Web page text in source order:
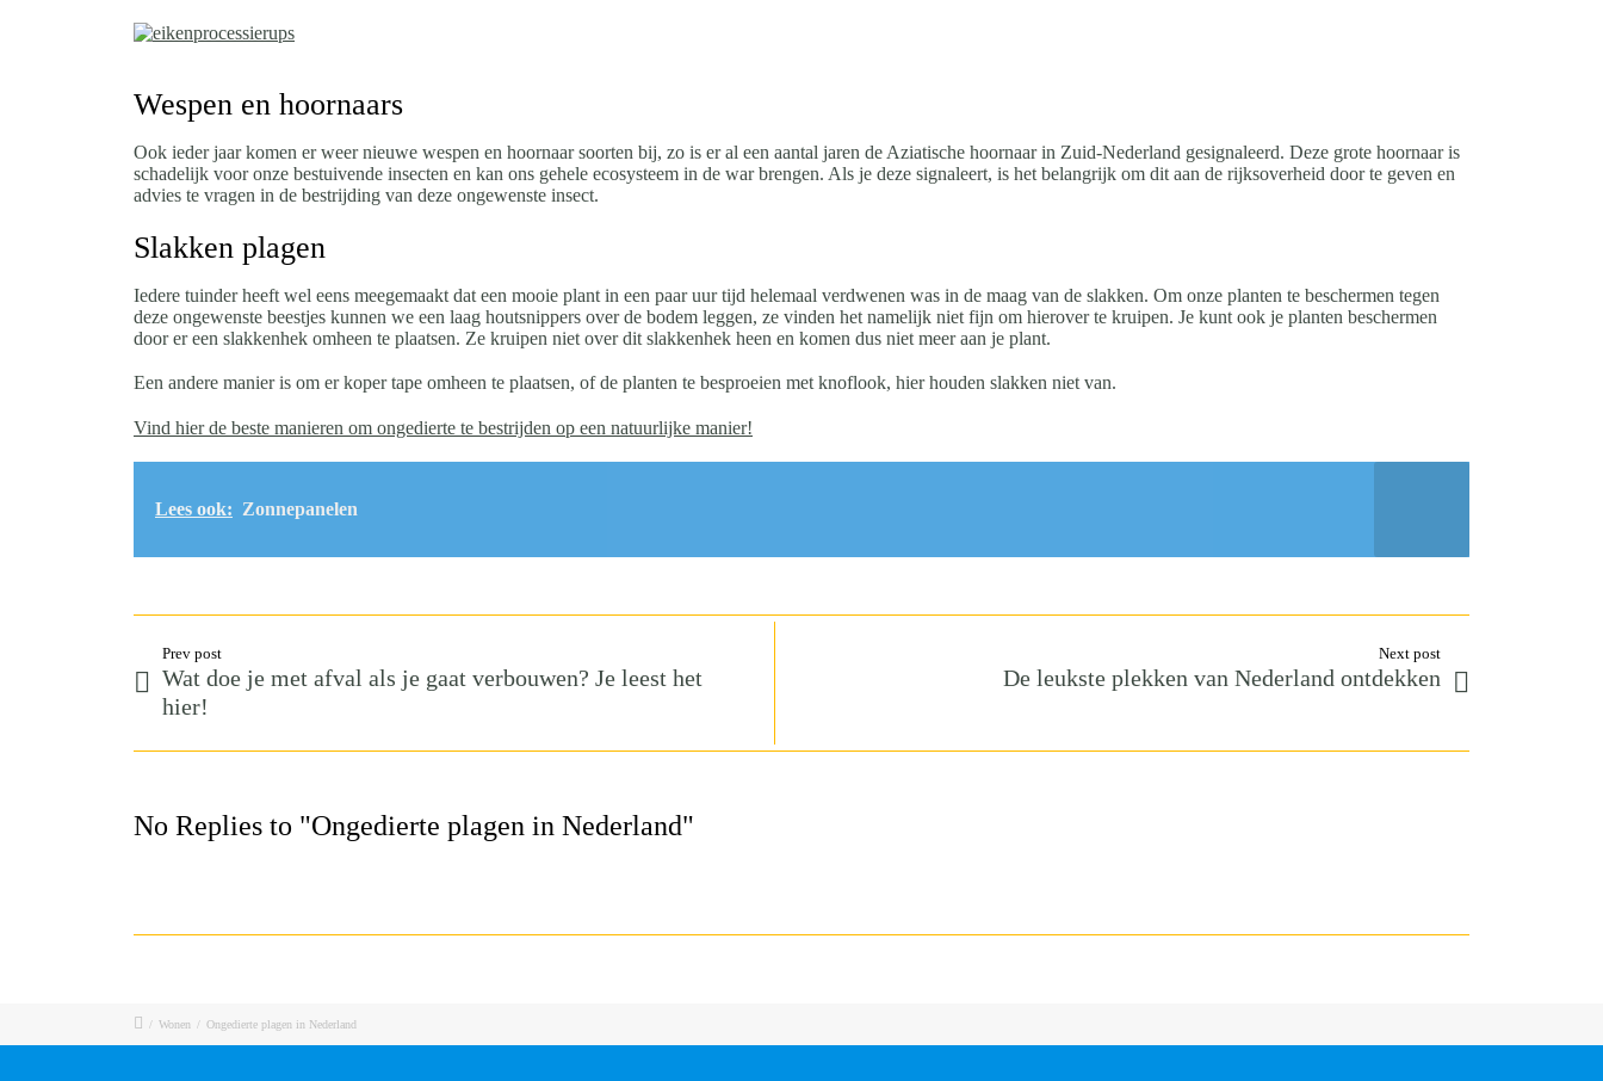
Wespen en hoornaars
Ook ieder jaar komen er weer nieuwe wespen en hoornaar soorten bij, zo is er al een aantal jaren de Aziatische hoornaar in Zuid-Nederland gesignaleerd. Deze grote hoornaar is
schadelijk voor onze bestuivende insecten en kan ons gehele ecosysteem in de war brengen. Als je deze signaleert, is het belangrijk om dit aan de rijksoverheid door te geven en
advies te vragen in de bestrijding van deze ongewenste insect.
Slakken plagen
Iedere tuinder heeft wel eens meegemaakt dat een mooie plant in een paar uur tijd helemaal verdwenen was in de maag van de slakken. Om onze planten te beschermen tegen
deze ongewenste beestjes kunnen we een laag houtsnippers over de bodem leggen, ze vinden het namelijk niet fijn om hierover te kruipen. Je kunt ook je planten beschermen
door er een slakkenhek omheen te plaatsen. Ze kruipen niet over dit slakkenhek heen en komen dus niet meer aan je plant.
Een andere manier is om er koper tape omheen te plaatsen, of de planten te besproeien met knoflook, hier houden slakken niet van.
Vind hier de beste manieren om ongedierte te bestrijden op een natuurlijke manier!
Lees ook: Zonnepanelen
Prev post
Wat doe je met afval als je gaat verbouwen? Je leest het
hier!
Next post
De leukste plekken van Nederland ontdekken
No Replies to "Ongedierte plagen in Nederland"
/ Wonen / Ongedierte plagen in Nederland